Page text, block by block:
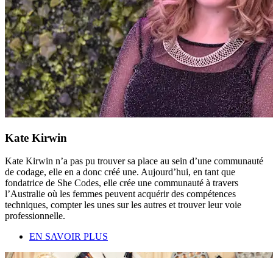
Kate Kirwin
Kate Kirwin n’a pas pu trouver sa place au sein d’une communauté
de codage, elle en a donc créé une. Aujourd’hui, en tant que
fondatrice de She Codes, elle crée une communauté à travers
l’Australie où les femmes peuvent acquérir des compétences
techniques, compter les unes sur les autres et trouver leur voie
professionnelle.
EN SAVOIR PLUS